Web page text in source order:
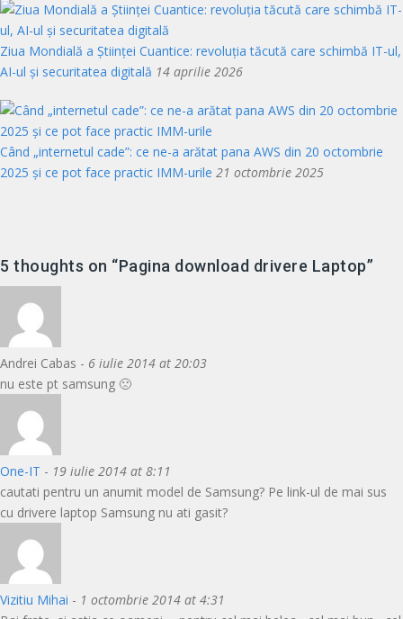
Ziua Mondială a Științei Cuantice: revoluția tăcută care schimbă IT-ul,
AI-ul și securitatea digitală 14 aprilie 2026
Când „internetul cade”: ce ne-a arătat pana AWS din 20 octombrie
2025 și ce pot face practic IMM-urile 21 octombrie 2025
5 thoughts on “Pagina download drivere Laptop”
Andrei Cabas - 6 iulie 2014 at 20:03
nu este pt samsung 🙁
One-IT - 19 iulie 2014 at 8:11
cautati pentru un anumit model de Samsung? Pe link-ul de mai sus
cu drivere laptop Samsung nu ati gasit?
Vizitiu Mihai - 1 octombrie 2014 at 4:31